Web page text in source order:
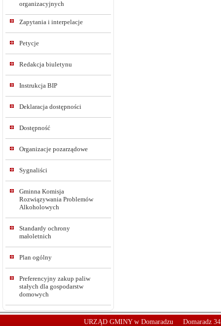
organizacyjnych
Zapytania i interpelacje
Petycje
Redakcja biuletynu
Instrukcja BIP
Deklaracja dostępności
Dostępność
Organizacje pozarządowe
Sygnaliści
Gminna Komisja
Rozwiązywania Problemów
Alkoholowych
Standardy ochrony
małoletnich
Plan ogólny
Preferencyjny zakup paliw
stałych dla gospodarstw
domowych
URZĄD GMINY w Domaradzu Domaradz